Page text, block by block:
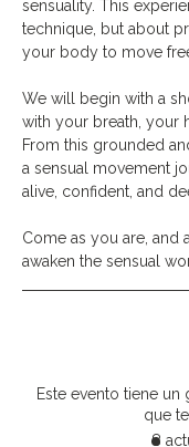
sensuality. This
technique, but about
your body to move
We will begin with a
with your breath, your
From this grounded
a sensual movement
alive, confident, and
Come as you are, and
awaken the sensual
Este evento tiene
que
8